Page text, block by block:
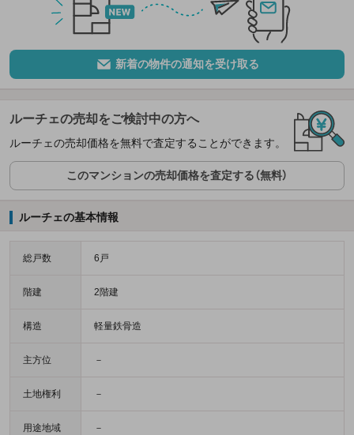
新着の物件の通知を受け取る
ルーチェの売却をご検討中の方へ
ルーチェの売却価格を無料で査定することができます。
このマンションの売却価格を査定する（無料）
ルーチェの基本情報
総戸数 6戸
階建 2階建
構造 軽量鉄骨造
主方位 －
土地権利 －
用途地域 －